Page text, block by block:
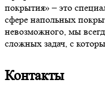
покрытия» – это
сфере напольных
невозможного, мы
сложных задач, с
Контакты